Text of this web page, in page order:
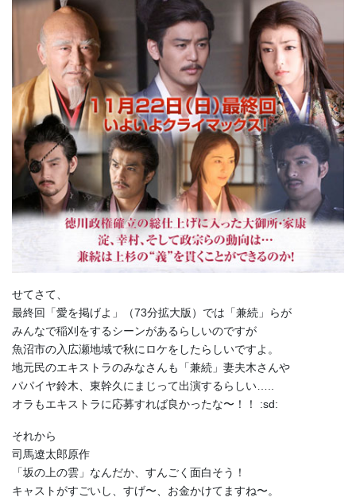
せてさて、
最終回「愛を掲げよ」（73分拡大版）では「兼続」らが
みんなで稲刈をするシーンがあるらしいのですが
魚沼市の入広瀬地域で秋にロケをしたらしいですよ。
地元民のエキストラのみなさんも「兼続」妻夫木さんや
パパイヤ鈴木、東幹久にまじって出演するらしい…..
オラもエキストラに応募すれば良かったな〜！！ :sd:
それから
司馬遼太郎原作
「坂の上の雲」なんだか、すんごく面白そう！
キャストがすごいし、すげ〜、お金かけてますね〜。